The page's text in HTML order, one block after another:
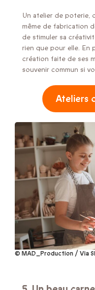
Un atelier de poterie,
même de fabrication
de stimuler sa
rien que pour elle. En
création faite de ses
souvenir commun si
Ateliers
© MAD_Production / Via